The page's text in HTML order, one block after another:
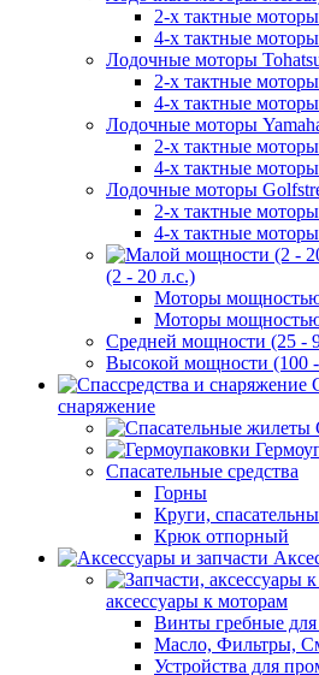
2-х тактные
4-х тактные
Лодочные моторы
2-х тактные
4-х тактные
Лодочные моторы
2-х тактные
4-х тактные
Лодочные моторы
2-х тактные
4-х тактные
(2 - 20 л.с.)
Моторы
Моторы
Средней мощности (25 -
Высокой мощности (100
снаряжение
Спасательные средства
Горны
Круги,
Крюк отпорный
аксессуары к моторам
Винты гребные для
Масло, Фильтры,
Устройства для